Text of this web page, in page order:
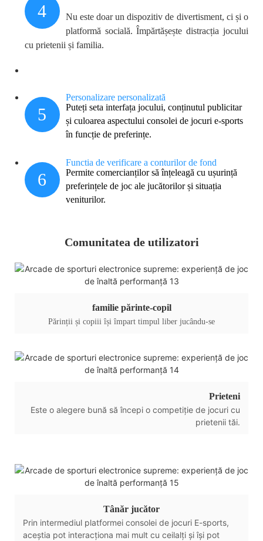
4
Nu este doar un dispozitiv de divertisment, ci și o
platformă socială. Împărtășește distracția jocului
cu prietenii și familia.
5
Personalizare personalizată
Puteți seta interfața jocului, conținutul publicitar
și culoarea aspectului consolei de jocuri e-sports
în funcție de preferințe.
6
Funcția de verificare a conturilor de fond
Permite comercianților să înțeleagă cu ușurință
preferințele de joc ale jucătorilor și situația
veniturilor.
Comunitatea de utilizatori
familie părinte-copil
Părinții și copiii își împart timpul liber jucându-se
Prieteni
Este o alegere bună să începi o competiție de jocuri cu
prietenii tăi.
Tânăr jucător
Prin intermediul platformei consolei de jocuri E-sports,
aceștia pot interacționa mai mult cu ceilalți și își pot